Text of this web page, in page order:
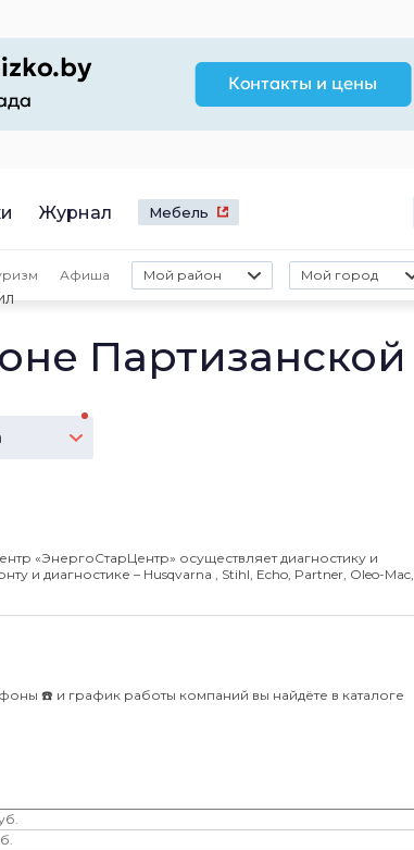
Журнал Мебель
Афиша Мой район Мой город
Партизанской
«ЭнергоСтарЦентр» осуществляет диагностику и
и диагностике – Husqvarna , Stihl, Echo, Partner, Oleo-Mac,
☎️ и график работы компаний вы найдёте в каталоге